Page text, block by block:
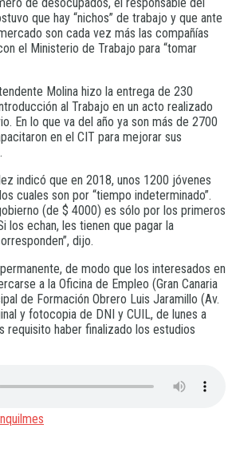
que hay “nichos” de trabajo y que ante
son cada vez más las compañías
el Ministerio de Trabajo para “tomar
Molina hizo la entrega de 230
al Trabajo en un acto realizado
En lo que va del año ya son más de 2700
en el CIT para mejorar sus
indicó que en 2018, unos 1200 jóvenes
cuales son por “tiempo indeterminado”.
(de $ 4000) es sólo por los primeros
los echan, les tienen que pagar la
dijo.
de modo que los interesados en
a la Oficina de Empleo (Gran Canaria
de Formación Obrero Luis Jaramillo (Av.
y fotocopia de DNI y CUIL, de lunes a
requisito haber finalizado los estudios
quilmes